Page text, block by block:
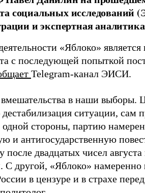
социальных
и экспертная
«Яблоко» является
с последующей попыткой
Telegram-канал ЭИСИ.
в наши выборы.
ситуации, сам
стороны, партию
антигосударственную
двадцатых чисел
С другой, «Яблоко» намеренно
в цензуре и в страхе